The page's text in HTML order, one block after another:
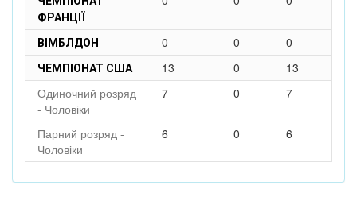
ФРАНЦІЇ
ВІМБЛДОН 0 0 0
ЧЕМПІОНАТ США 13 0
13
Одиночний розряд
- Чоловіки
7 0 7
Парний розряд -
Чоловіки
6 0 6